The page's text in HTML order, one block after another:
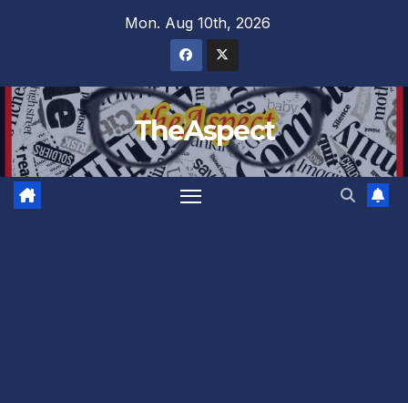
Mon. Aug 10th, 2026
TheAspect